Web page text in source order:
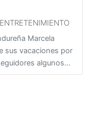
ENTRETENIMIENTO
Marcela
sus vacaciones por
algunos...